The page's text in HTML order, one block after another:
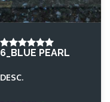
6_BLUE PEARL
DESC.